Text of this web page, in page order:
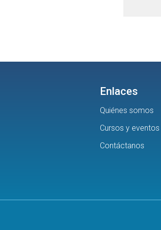
Enlaces
Quiénes somos
Cursos y eventos
Contáctanos